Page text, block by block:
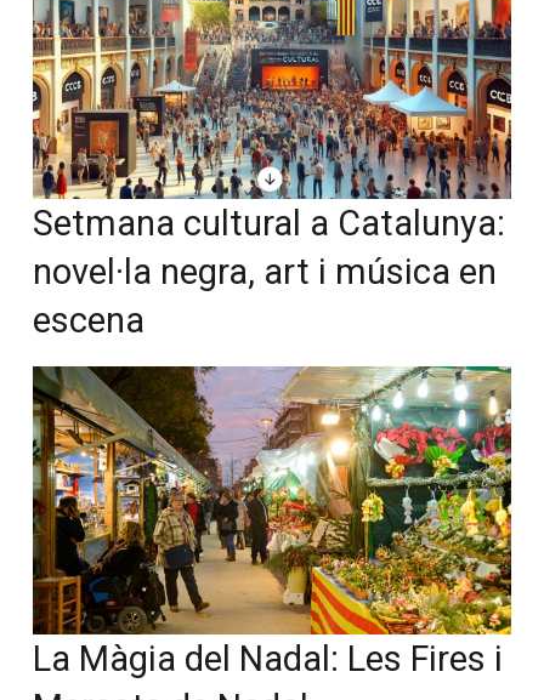
Setmana cultural a
Catalunya: novel·la negra, art
i música en escena
La Màgia del Nadal: Les Fires
i Mercats de Nadal